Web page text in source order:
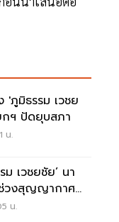
'ภูมิธรรม เวชย
ฯ ปัดยุบสภา
น.
ม เวชยชัย’ นา
วงสุญญากาศ
น.